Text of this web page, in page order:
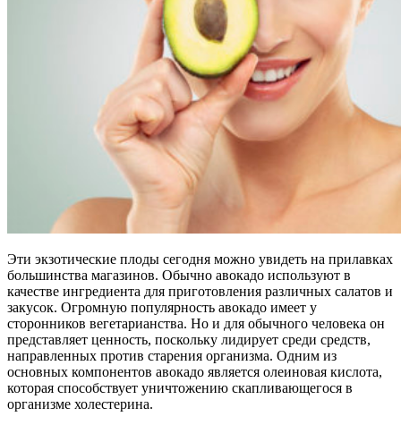
Эти экзотические плоды сегодня можно увидеть на прилавках
большинства магазинов. Обычно авокадо используют в
качестве ингредиента для приготовления различных салатов и
закусок. Огромную популярность авокадо имеет у
сторонников вегетарианства. Но и для обычного человека он
представляет ценность, поскольку лидирует среди средств,
направленных против старения организма. Одним из
основных компонентов авокадо является олеиновая кислота,
которая способствует уничтожению скапливающегося в
организме холестерина.